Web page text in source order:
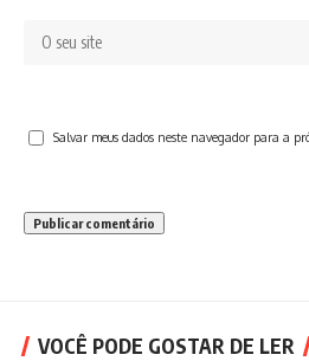
Salvar meus dados neste navegador para a
VOCÊ PODE GOSTAR DE LER